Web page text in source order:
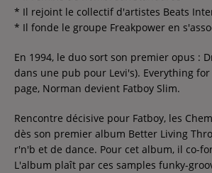
Contact
Contact
Régie Publicitaire
* Il rejoint le collectif d'artistes Beats
* Il fonde le groupe Freakpower en
En 1994, le duo sort son premier opus :
dans une pub pour Levi's). Everything
page, Norman devient Fatboy Slim.
Rencontre décisive pour Fatboy, les
dès son premier album Better Living
r'n'b et de dance. Pour cet album, il co-
L'album plaît par ces samples funky-